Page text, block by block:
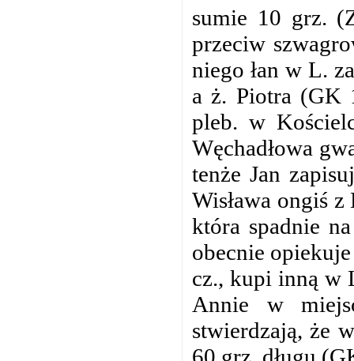
sumie 10 grz.
przeciw
niego łan w L.
a ż. Piotra (GK
pleb. w
Węchadłowa
tenże Jan
Wisława ongiś
która spadnie
obecnie
cz., kupi inną w
Annie w
stwierdzają, że